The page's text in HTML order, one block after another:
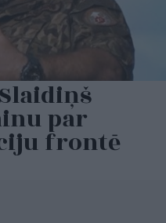
par
frontē